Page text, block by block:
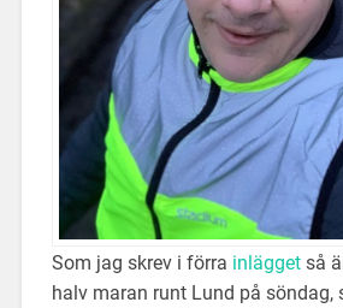
Som jag skrev i förra inläggetså
halv maran runt Lund på söndag,